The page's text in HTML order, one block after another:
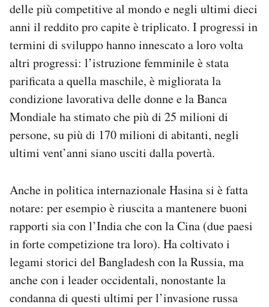
delle più competitive al mondo e negli ultimi dieci
anni il reddito pro capite è triplicato. I progressi in
termini di sviluppo hanno innescato a loro volta
altri progressi: l’istruzione femminile è stata
parificata a quella maschile, è migliorata la
condizione lavorativa delle donne e la Banca
Mondiale ha stimato che più di 25 milioni di
persone, su più di 170 milioni di abitanti, negli
ultimi vent’anni siano usciti dalla povertà.
Anche in politica internazionale Hasina si è fatta
notare: per esempio è riuscita a mantenere buoni
rapporti sia con l’India che con la Cina (due paesi
in forte competizione tra loro). Ha coltivato i
legami storici del Bangladesh con la Russia, ma
anche con i leader occidentali, nonostante la
condanna di questi ultimi per l’invasione russa